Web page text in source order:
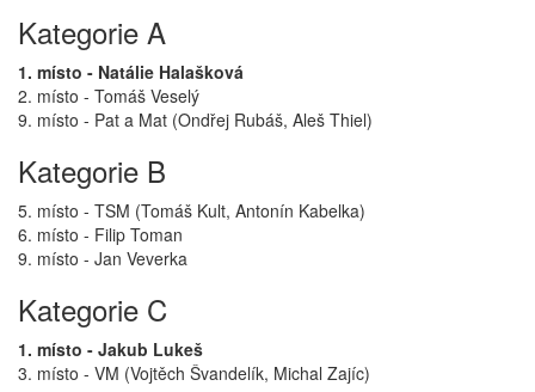
Kategorie A
1. místo - Natálie Halašková
2. místo - Tomáš Veselý
9. místo - Pat a Mat (Ondřej Rubáš, Aleš Thiel)
Kategorie B
5. místo - TSM (Tomáš Kult, Antonín Kabelka)
6. místo - Filip Toman
9. místo - Jan Veverka
Kategorie C
1. místo - Jakub Lukeš
3. místo - VM (Vojtěch Švandelík, Michal Zajíc)